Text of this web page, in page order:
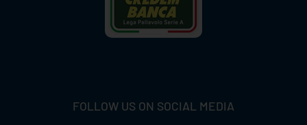
FOLLOW US ON SOCIAL MEDIA